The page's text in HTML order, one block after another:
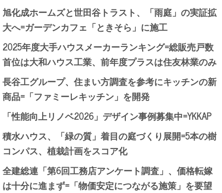
旭化成ホームズと世田谷トラスト、「雨庭」の実証拡
大へ=ガーデンカフェ「ときそら」に施工
2025年度大手ハウスメーカーランキング=総販売戸数
首位は大和ハウス工業、前年度プラスは住友林業のみ
長谷工グループ、住まい方調査を参考にキッチンの新
商品=「ファミーレキッチン」を開発
「性能向上リノベ2026」デザイン事例募集中=YKKAP
積水ハウス、「緑の質」着目の庭づくり展開=5本の樹
コンパス、植栽計画をスコア化
全建総連「第6回工務店アンケート調査」、価格転嫁
は十分に進まず=「物価安定につながる施策」を要望